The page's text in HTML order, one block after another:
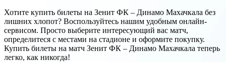
Хотите купить билеты на Зенит ФК – Динамо Махачкала без
лишних хлопот? Воспользуйтесь нашим удобным онлайн-
сервисом. Просто выберите интересующий вас матч,
определитеся с местами на стадионе и оформите покупку.
Купить билеты на матч Зенит ФК – Динамо Махачкала теперь
легко, как никогда!